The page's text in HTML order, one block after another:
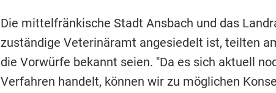
Die mittelfränkische Stadt Ansbach und das
zuständige Veterinäramt angesiedelt ist, teilten
die Vorwürfe bekannt seien. "Da es sich aktuell
Verfahren handelt, können wir zu möglichen